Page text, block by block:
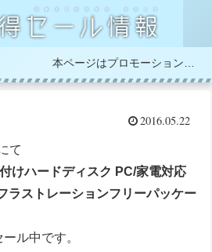
2016.05.22
て
けハードディスク PC/家電対応
ラストレーションフリーパッケー
ル中です。